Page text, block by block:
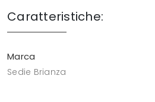
Caratteristiche:
Marca
Sedie Brianza